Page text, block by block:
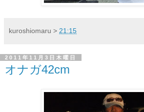
kuroshiomaru > 21:15
2011年11月3日木曜日
オナガ42cm